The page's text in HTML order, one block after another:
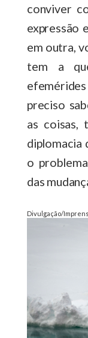
conviver
expressão
em outra,
tem a
preciso
as coisas,
diplomacia
o
das
Divulgação/